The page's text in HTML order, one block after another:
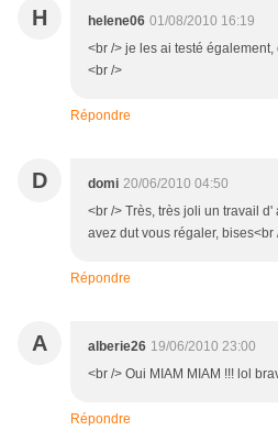
H helene06 01/08/2010 16:19
<br /> je les ai testé
<br />
Répondre
D domi 20/06/2010 04:50
<br /> Très, très joli un travail
avez dut vous régaler, bises<br
Répondre
A alberie26 19/06/2010 23:00
<br /> Oui MIAM MIAM !!! lol
Répondre